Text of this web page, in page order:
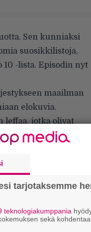
Sen kunniaksi
suosikkilistoja,
-lista. Episodin nyt
maailman
elokuvia.
leffaa, jotka olivat
ihastus tai
”vale,
tarjotaksemme
teknologiakumppania
sekä